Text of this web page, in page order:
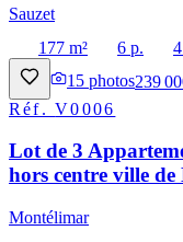
Sauzet
177 m²
6 p.
15 photos239
Réf.V0006
Lot de 3
hors centre ville
Montélimar